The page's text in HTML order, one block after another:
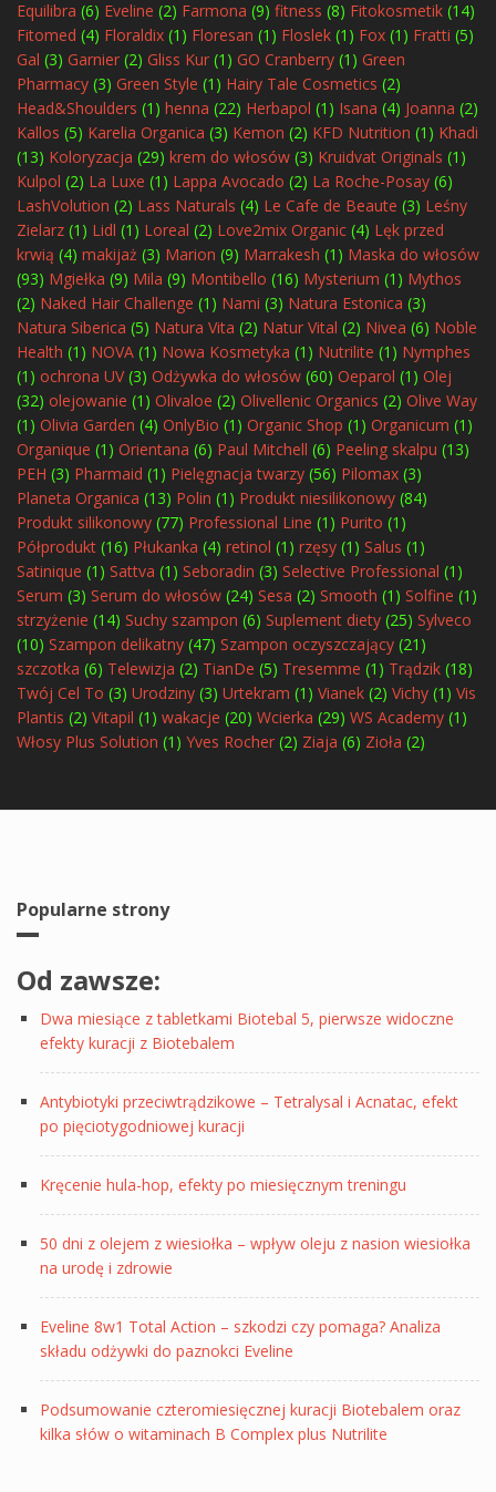
Equilibra (6) Eveline (2) Farmona (9) fitness (8) Fitokosmetik (14)
Fitomed (4) Floraldix (1) Floresan (1) Floslek (1) Fox (1) Fratti (5)
Gal (3) Garnier (2) Gliss Kur (1) GO Cranberry (1) Green
Pharmacy (3) Green Style (1) Hairy Tale Cosmetics (2)
Head&Shoulders (1) henna (22) Herbapol (1) Isana (4) Joanna (2)
Kallos (5) Karelia Organica (3) Kemon (2) KFD Nutrition (1) Khadi
(13) Koloryzacja (29) krem do włosów (3) Kruidvat Originals (1)
Kulpol (2) La Luxe (1) Lappa Avocado (2) La Roche-Posay (6)
LashVolution (2) Lass Naturals (4) Le Cafe de Beaute (3) Leśny
Zielarz (1) Lidl (1) Loreal (2) Love2mix Organic (4) Lęk przed
krwią (4) makijaż (3) Marion (9) Marrakesh (1) Maska do włosów
(93) Mgiełka (9) Mila (9) Montibello (16) Mysterium (1) Mythos
(2) Naked Hair Challenge (1) Nami (3) Natura Estonica (3)
Natura Siberica (5) Natura Vita (2) Natur Vital (2) Nivea (6) Noble
Health (1) NOVA (1) Nowa Kosmetyka (1) Nutrilite (1) Nymphes
(1) ochrona UV(3) Odżywka do włosów (60) Oeparol (1) Olej
(32) olejowanie (1) Olivaloe (2) Olivellenic Organics (2) Olive Way
(1) Olivia Garden (4) OnlyBio (1) Organic Shop (1) Organicum (1)
Organique (1) Orientana (6) Paul Mitchell (6) Peeling skalpu (13)
PEH (3) Pharmaid (1) Pielęgnacja twarzy (56) Pilomax (3)
Planeta Organica (13) Polin (1) Produkt niesilikonowy (84)
Produkt silikonowy (77) Professional Line (1) Purito (1)
Półprodukt (16) Płukanka (4) retinol (1) rzęsy (1) Salus (1)
Satinique (1) Sattva (1) Seboradin (3) Selective Professional (1)
Serum (3) Serum do włosów (24) Sesa (2) Smooth (1) Solfine (1)
strzyżenie (14) Suchy szampon (6) Suplement diety (25) Sylveco
(10) Szampon delikatny (47) Szampon oczyszczający (21)
szczotka (6) Telewizja (2) TianDe (5) Tresemme (1) Trądzik (18)
Twój Cel To (3) Urodziny (3) Urtekram (1) Vianek (2) Vichy (1) Vis
Plantis (2) Vitapil (1) wakacje (20) Wcierka (29) WS Academy (1)
Włosy Plus Solution (1) Yves Rocher (2) Ziaja (6) Zioła (2)
Popularne strony
Od zawsze:
Dwa miesiące z tabletkami Biotebal 5, pierwsze widoczne
efekty kuracji z Biotebalem
Antybiotyki przeciwtrądzikowe – Tetralysal i Acnatac, efekt
po pięciotygodniowej kuracji
Kręcenie hula-hop, efekty po miesięcznym treningu
50 dni z olejem z wiesiołka – wpływ oleju z nasion wiesiołka
na urodę i zdrowie
Eveline 8w1 Total Action – szkodzi czy pomaga? Analiza
składu odżywki do paznokci Eveline
Podsumowanie czteromiesięcznej kuracji Biotebalem oraz
kilka słów o witaminach B Complex plus Nutrilite